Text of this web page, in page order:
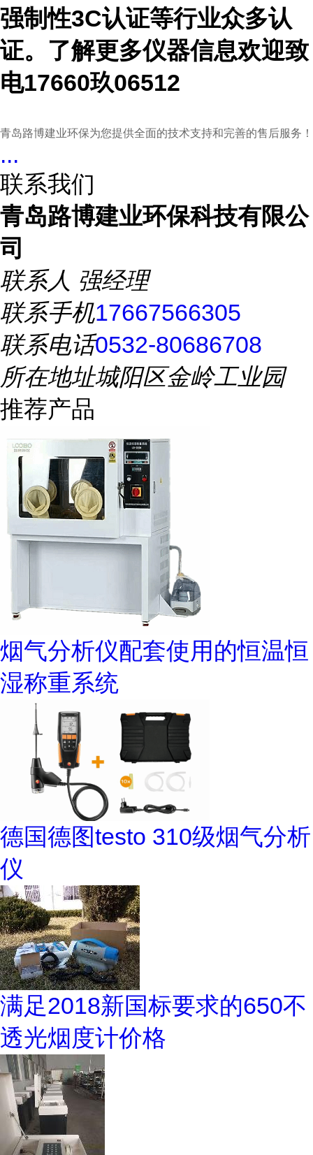
强制性3C认证等行业众多认
证。 了解更多仪器信息欢迎致
电17660玖06512
青岛路博建业环保为您提供全面的技术支持和完善的售后服务！
...
联系我们
青岛路博建业环保科技有限公
司
联系人 强经理
联系手机17667566305
联系电话0532-80686708
所在地址城阳区金岭工业园
推荐产品
烟气分析仪配套使用的恒温恒
湿称重系统
德国德图testo 310级烟气分析
仪
满足2018新国标要求的650不
透光烟度计价格